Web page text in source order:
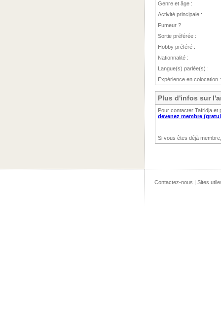
Genre et âge :
Activité principale :
Fumeur ?
Sortie préférée :
Hobby préféré :
Nationnalité :
Langue(s) parlée(s) :
Expérience en colocation :
Plus d'infos sur
Pour contacter Tafridja et
devenez membre
Si vous êtes déjà
Contactez-nous | Sites